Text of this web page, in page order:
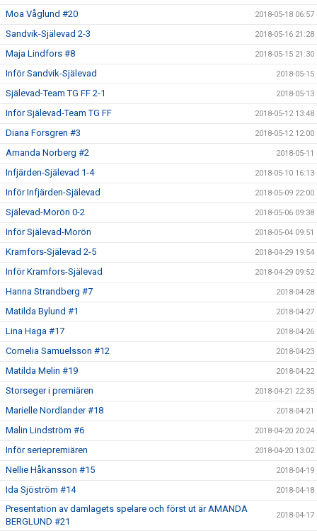
Moa Våglund #20 2018-05-18 06:57
Sandvik-Själevad 2-3 2018-05-16 21:28
Maja Lindfors #8 2018-05-15 21:30
Inför Sandvik-Själevad 2018-05-15
Själevad-Team TG FF 2-1 2018-05-13
Inför Själevad-Team TG FF 2018-05-12 13:48
Diana Forsgren #3 2018-05-12 12:00
Amanda Norberg #2 2018-05-11
Infjärden-Själevad 1-4 2018-05-10 16:13
Inför Infjärden-Själevad 2018-05-09 22:00
Själevad-Morön 0-2 2018-05-06 09:38
Inför Själevad-Morön 2018-05-04 09:51
Kramfors-Själevad 2-5 2018-04-29 19:54
Inför Kramfors-Själevad 2018-04-29 09:52
Hanna Strandberg #7 2018-04-28
Matilda Bylund #1 2018-04-27
Lina Haga #17 2018-04-26
Cornelia Samuelsson #12 2018-04-23
Matilda Melin #19 2018-04-22
Storseger i premiären 2018-04-21 22:35
Marielle Nordlander #18 2018-04-21
Malin Lindström #6 2018-04-20 20:24
Inför seriepremiären 2018-04-20 13:02
Nellie Håkansson #15 2018-04-19
Ida Sjöström #14 2018-04-18
Presentation av damlagets spelare och först ut är AMANDA
BERGLUND #21
2018-04-17